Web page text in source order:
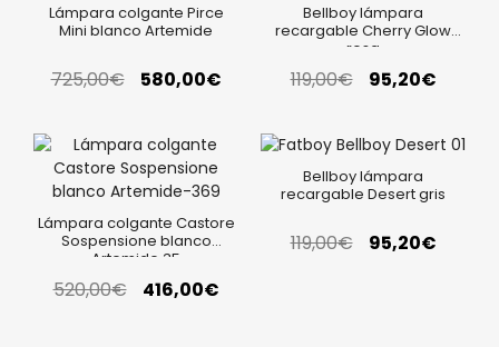
Lámpara colgante Pirce
Mini blanco Artemide
725,00€ 580,00€
Bellboy lámpara
recargable Cherry Glow
rosa
119,00€ 95,20€
Lámpara colgante Castore
Sospensione blanco
Artemide 35
520,00€ 416,00€
Bellboy lámpara
recargable Desert gris
119,00€ 95,20€